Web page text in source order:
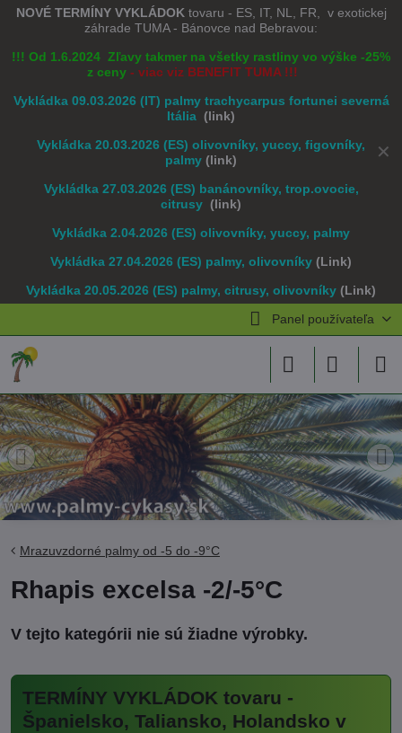
✕
NOVÉ TERMÍNY VYKLÁDOK tovaru - ES, IT, NL, FR, v exotickej
záhrade TUMA - Bánovce nad Bebravou:
!!! Od 1.6.2024 Zľavy takmer na všetky rastliny vo výške -25%
z ceny - viac viz BENEFIT TUMA !!!
Vykládka 09.03.2026 (IT) palmy trachycarpus fortunei severná
Itália (link)
Vykládka 20.03.2026 (ES) olivovníky, yuccy, figovníky,
palmy (link)
Vykládka 27.03.2026 (ES) banánovníky, trop.ovocie,
citrusy (link)
Vykládka 2.04.2026 (ES) olivovníky, yuccy, palmy
Vykládka 27.04.2026 (ES) palmy, olivovníky (Link)
Vykládka 20.05.2026 (ES) palmy, citrusy, olivovníky (Link)
Panel používateľa
Mrazuvzdorné palmy od -5 do -9°C
Rhapis excelsa -2/-5°C
TERMÍNY VYKLÁDOK tovaru -
Španielsko, Taliansko, Holandsko v